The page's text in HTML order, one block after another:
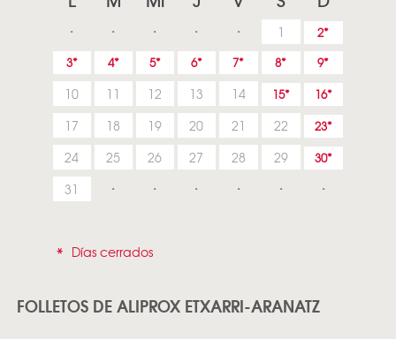
1
2
3
4 5 6 7 8 9
10 11 12 13 14 15 16
17 18 19 20 21 22 23
24 25 26 27 28 29 30
31
* Días cerrados
FOLLETOS DE ALIPROX ETXARRI-ARANATZ